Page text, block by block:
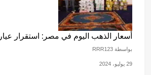
أسعار الذهب اليوم في مصر: استقرار عيار 21
بواسطة RRR123
29 يوليو، 2024